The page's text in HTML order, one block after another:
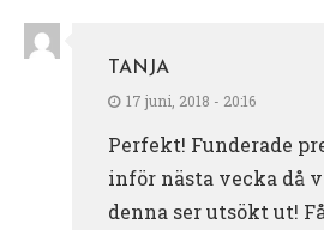
TANJA
17 juni, 2018 - 20:16
Perfekt! Funderade
inför nästa vecka då
denna ser utsökt ut!